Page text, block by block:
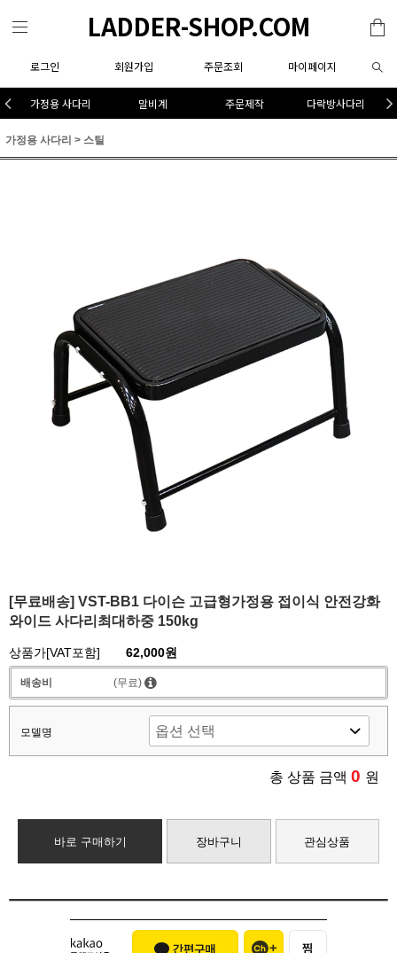
LADDER-SHOP.COM
로그인 회원가입 주문조회 마이페이지
가정용 사다리 말비계 주문제작 다락방사다리
가정용 사다리 > 스틸
[무료배송] VST-BB1 다이슨 고급형가정용 접이식 안전강화
와이드 사다리최대하중 150kg
상품가[VAT포함] 62,000원
배송비 (무료)
모델명
총 상품 금액 0 원
바로 구매하기 장바구니 관심상품